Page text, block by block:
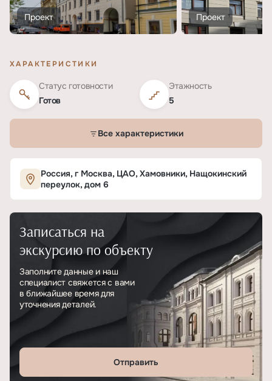
Проект Проект
ХАРАКТЕРИСТИКИ
Статус готовности
Готов
Этажность
5
Все характеристики
Характеристики ЖК «Нащокинский 6»
ТипЖК
Этажность
Россия, г Москва, ЦАО, Хамовники, Нащокинский
переулок, дом 6
Записаться на
экскурсию по объекту
Заполните данные и наш
специалист свяжется с вами
в ближайшее время для
уточнения деталей.
Отправить